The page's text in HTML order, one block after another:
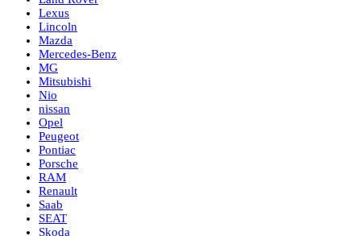
Lexus
Lincoln
Mazda
Mercedes-Benz
MG
Mitsubishi
Nio
nissan
Opel
Peugeot
Pontiac
Porsche
RAM
Renault
Saab
SEAT
Skoda